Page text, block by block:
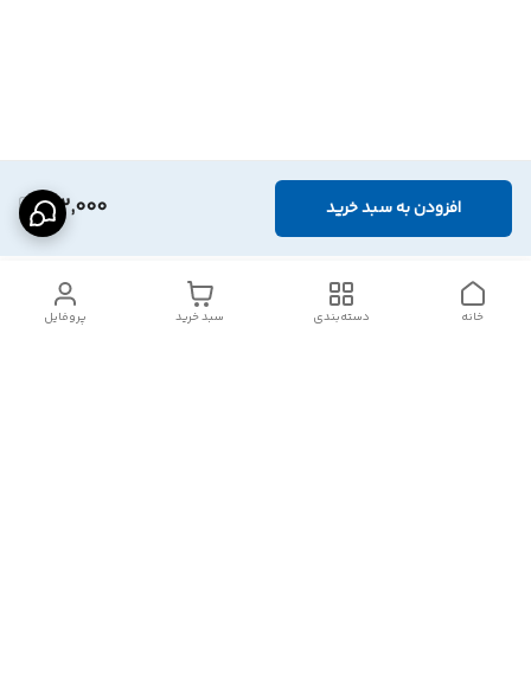
152,000 افزودن به سبد خرید
پروفایل سبد خرید دسته‌بندی خانه